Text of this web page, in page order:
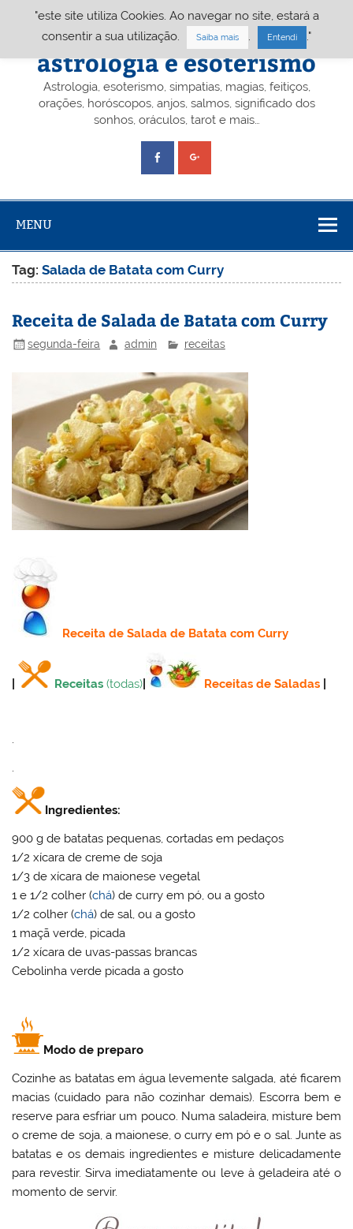
Portal A&E – Portal
astrologia e esoterismo
Astrologia, esoterismo, simpatias, magias, feitiços,
orações, horóscopos, anjos, salmos, significado dos
sonhos, oráculos, tarot e mais…
MENU
Tag:Salada de Batata com Curry
Receita de Salada de Batata com Curry
segunda-feira admin receitas
Receitade Salada de Batata com Curry
Receitas (todas) Receitas de Saladas
.
.
Ingredientes:
900 g de batatas pequenas, cortadas em pedaços
1/2 xícara de creme de soja
1/3 de xícara de maionese vegetal
1 e 1/2 colher (chá) de curry em pó, ou a gosto
1/2 colher (chá) de sal, ou a gosto
1 maçã verde, picada
1/2 xícara de uvas-passas brancas
Cebolinha verde picada a gosto
Modo de preparo
Cozinhe as batatas em água levemente salgada, até ficarem
macias (cuidado para não cozinhar demais). Escorra bem e
reserve para esfriar um pouco. Numa saladeira, misture bem
o creme de soja, a maionese, o curry em pó e o sal. Junte as
batatas e os demais ingredientes e misture delicadamente
para revestir. Sirva imediatamente ou leve à geladeira até o
momento de servir.
"este site utiliza Cookies. Ao navegar no site, estará a
consentir a sua utilização.
Saiba mais Entendi ."